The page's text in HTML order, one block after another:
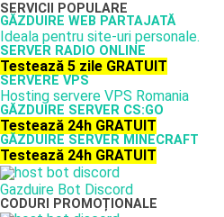
SERVICII POPULARE
GĂZDUIRE WEB PARTAJATĂ
Ideala pentru site-uri personale.
SERVER RADIO ONLINE
Testează 5 zile GRATUIT
SERVERE VPS
Hosting servere VPS Romania
GĂZDUIRE SERVER CS:GO
Testează 24h GRATUIT
GĂZDUIRE SERVER MINECRAFT
Testează 24h GRATUIT
Gazduire Bot Discord
CODURI PROMOȚIONALE